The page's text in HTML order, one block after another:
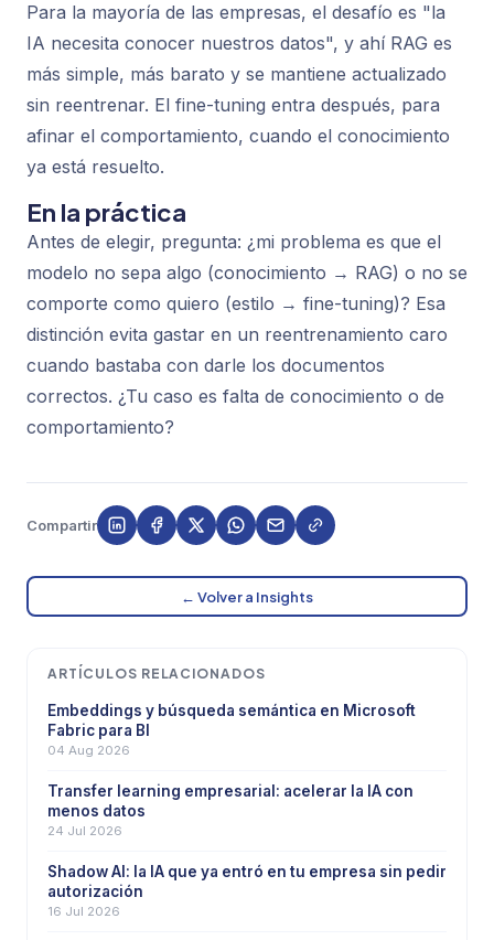
Para la mayoría de las empresas, el desafío es "la
IA necesita conocer nuestros datos", y ahí RAG es
más simple, más barato y se mantiene actualizado
sin reentrenar. El fine-tuning entra después, para
afinar el comportamiento, cuando el conocimiento
ya está resuelto.
En la práctica
Antes de elegir, pregunta: ¿mi problema es que el
modelo no sepa algo (conocimiento → RAG) o no se
comporte como quiero (estilo → fine-tuning)? Esa
distinción evita gastar en un reentrenamiento caro
cuando bastaba con darle los documentos
correctos. ¿Tu caso es falta de conocimiento o de
comportamiento?
Compartir
← Volver a Insights
ARTÍCULOS RELACIONADOS
Embeddings y búsqueda semántica en Microsoft
Fabric para BI
04 Aug 2026
Transfer learning empresarial: acelerar la IA con
menos datos
24 Jul 2026
Shadow AI: la IA que ya entró en tu empresa sin pedir
autorización
16 Jul 2026